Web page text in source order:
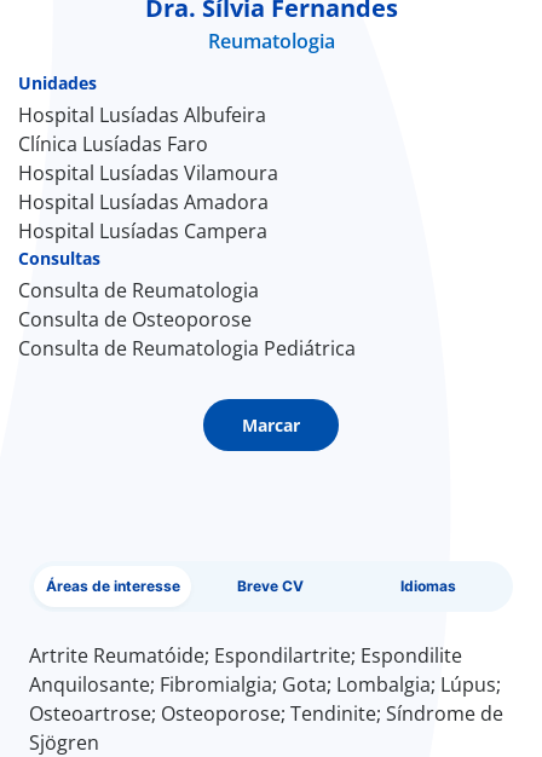
Sport
a nós
Dra. Sílvia Fernandes
Reumatologia
Unidades
Hospital Lusíadas Albufeira
Clínica Lusíadas Faro
Hospital Lusíadas Vilamoura
Hospital Lusíadas Amadora
Hospital Lusíadas Campera
Consultas
Consulta de Reumatologia
Consulta de Osteoporose
Consulta de Reumatologia Pediátrica
Marcar
Áreas de interesse Breve CV Idiomas
Artrite Reumatóide; Espondilartrite; Espondilite
Anquilosante; Fibromialgia; Gota; Lombalgia; Lúpus;
Osteoartrose; Osteoporose; Tendinite; Síndrome de
Sjögren